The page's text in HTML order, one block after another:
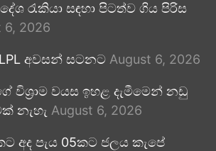
රැකියා සඳහා පිටත්ව ගිය පිරිස
6, 2026
අවසන් සටනට August 6, 2026
වයස ඉහළ දැමීමෙන් නඩු
නැහැ August 6, 2026
අද පැය 05කට ජලය කැපේ